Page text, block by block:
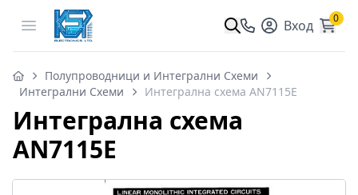
Open menu Вход 0
Полупроводници и Интегрални Схеми
Интегрални Схеми
Интегрална схема AN7115E
Интегрална схема
AN7115E